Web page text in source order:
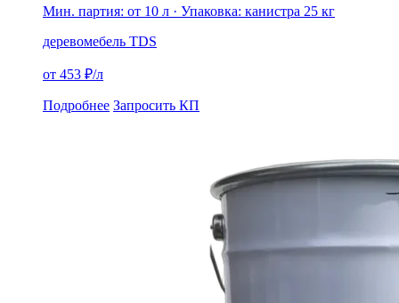
Мин. партия: от 10 л · Упаковка: канистра 25 кг
деревомебель TDS
от 453 ₽/л
Подробнее Запросить КП